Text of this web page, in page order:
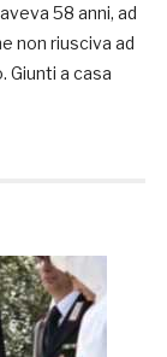
58 anni, ad
non riusciva ad
Giunti a casa